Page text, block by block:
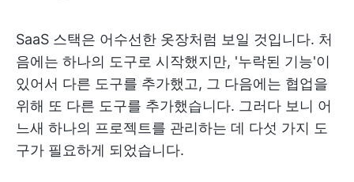
SaaS 스택은 어수선한 옷장처럼 보일 것입니다. 처
음에는 하나의 도구로 시작했지만, '누락된 기능'이
있어서 다른 도구를 추가했고, 그 다음에는 협업을
위해 또 다른 도구를 추가했습니다. 그러다 보니 어
느새 하나의 프로젝트를 관리하는 데 다섯 가지 도
구가 필요하게 되었습니다.